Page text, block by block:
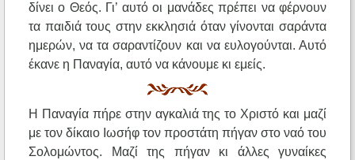
δίνει ο Θεός. Γι’ αυτό οι μανάδες πρέπει να φέρνουν
τα παιδιά τους στην εκκλησιά όταν γίνονται σαράντα
ημερών, να τα σαραντίζουν και να ευλογούνται. Αυτό
έκανε η Παναγία, αυτό να κάνουμε κι εμείς.
Η Παναγία πήρε στην αγκαλιά της το Χριστό και μαζί
με τον δίκαιο Ιωσήφ τον προστάτη πήγαν στο ναό του
Σολομώντος. Μαζί της πήγαν κι άλλες γυναίκες